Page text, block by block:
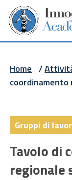
Skip
main
Home /
coordinamento
Gruppi di
Tavolo di
regionale